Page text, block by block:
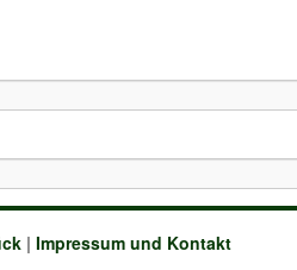
| Impressum und Kontakt